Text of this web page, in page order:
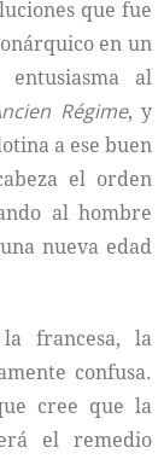
que fue
en un
al
Régime, y
a ese buen
el orden
al hombre
nueva edad
francesa, la
confusa.
cree que la
el remedio